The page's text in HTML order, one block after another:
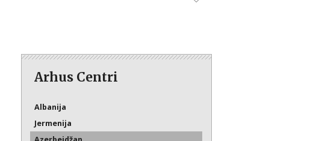
Arhus Centri
Albanija
Jermenija